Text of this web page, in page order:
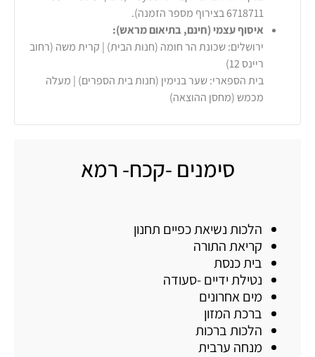
6718711 בצירוף מספר הזמנה).
איסוף עצמי (חינם, בתיאום מראש):
ירושלים: שכונת הר חומה (חנות הבית) | קרית משה (רחוב
ריינס 12)
בית הספארי: שער בנימין (חנות בית הספרים) | מעלה
מכמש (מחסן ההוצאה)
סימנים -קכח- רמא
הלכות נשיאת כפיים תחנון
קריאת התורה
בית כנסת
נטילת ידיים -סעודה
מים אחרונים
ברכת המזון
הלכות ברכות
מנחה ערבית